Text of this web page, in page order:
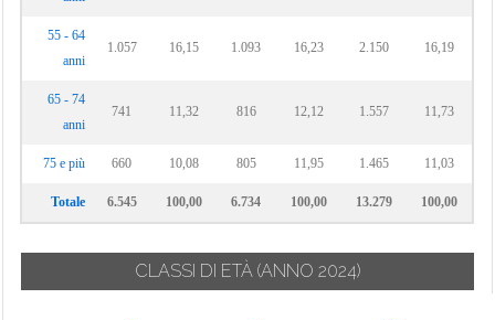
55 - 64
anni
1.057 16,15 1.093 16,23 2.150 16,19
65 - 74
anni
741 11,32 816 12,12 1.557 11,73
75 e più 660 10,08 805 11,95 1.465 11,03
Totale 6.545 100,00 6.734 100,00 13.279 100,00
CLASSI DI ETÀ (ANNO 2024)